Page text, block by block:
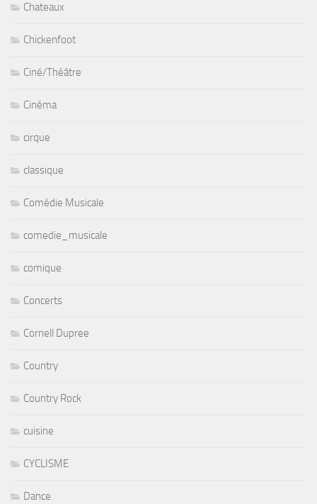
Chateaux
Chickenfoot
Ciné/Théâtre
Cinéma
cirque
classique
Comédie Musicale
comedie_musicale
comique
Concerts
Cornell Dupree
Country
Country Rock
cuisine
CYCLISME
Dance